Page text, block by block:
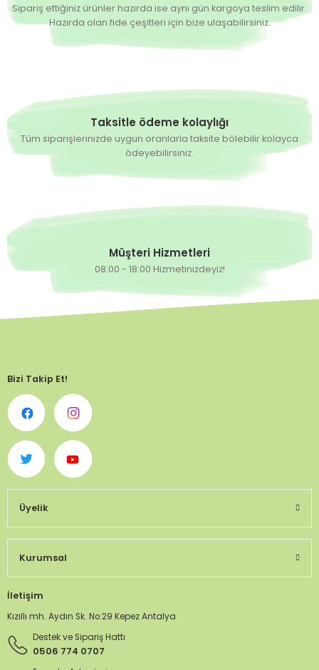
Sipariş ettiğiniz ürünler hazırda ise aynı gün kargoya teslim edilir.
Hazırda olan fide çeşitleri için bize ulaşabilirsiniz.
Taksitle ödeme kolaylığı
Tüm siparişlerinizde uygun oranlarla taksite bölebilir kolayca
ödeyebilirsiniz.
Müşteri Hizmetleri
08:00 - 18:00 Hizmetinizdeyiz!
Bizi Takip Et!
Üyelik
Kurumsal
İletişim
Kızıllı mh. Aydın Sk. No:29 Kepez Antalya
Destek ve Sipariş Hattı
0506 774 0707